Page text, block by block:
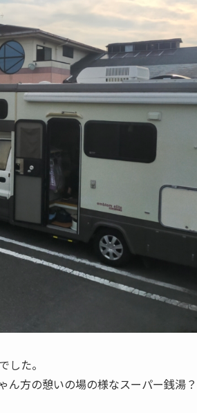
した。
方の憩いの場の様なスーパー銭湯